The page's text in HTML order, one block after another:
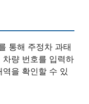
통해 주정차 과태
량 번호를 입력하
을 확인할 수 있